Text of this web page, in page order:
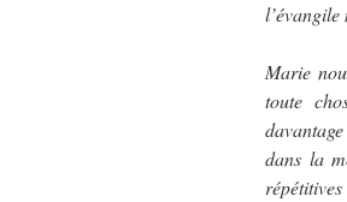
Marie
toute
dans la